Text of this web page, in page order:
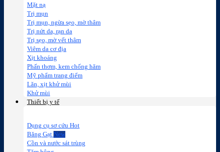
Mặt nạ
Trị mụn
Trị mụn, ngừa sẹo, mờ thâm
Trị nứt da, rạn da
Trị sẹo, mờ vết thâm
Viêm da cơ địa
Xịt khoáng
Phấn thơm, kem chống hăm
Mỹ phẩm trang điểm
Lăn, xịt khử mùi
Khử mùi
Thiết bị y tế
Dụng cụ sơ cứu
Băng Gạt
Cồn và nước sát trùng